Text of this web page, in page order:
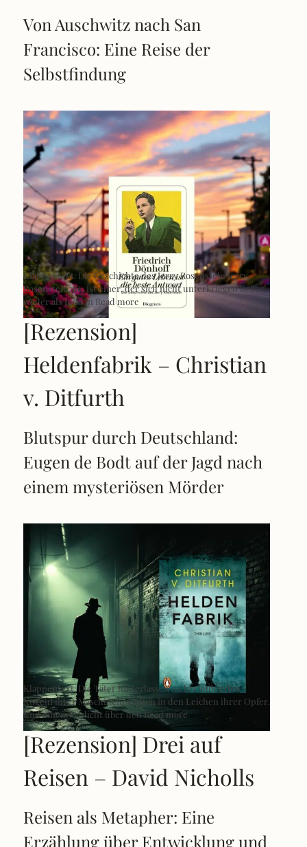
Von Auschwitz nach San
Francisco: Eine Reise der
Selbstfindung
Klappentext: Die Geschichte des Jerry Rosenstein Jerry
Rosenstein, 86, ist einer, der sich nicht unterkriegen ließ,
weder als Jude in Read more
[Rezension]
Heldenfabrik – Christian
v. Ditfurth
Blutspur durch Deutschland:
Eugen de Bodt auf der Jagd nach
einem mysteriösen Mörder
Klappentext: Die Täter hinterlassen nichts außer den
Kugeln ihrer Maschinenpistolen in den Leichen ihrer Opfer.
Und einem Gedicht über denRead more
[Rezension] Drei auf
Reisen – David Nicholls
Reisen als Metapher: Eine
Erzählung über Entwicklung und